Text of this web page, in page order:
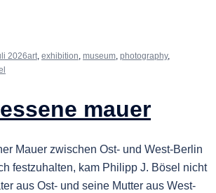
2026art, exhibition, museum, photography,
mauer
Mauer zwischen Ost- und West-Berlin
festzuhalten, kam Philipp J. Bösel nicht
aus Ost- und seine Mutter aus West-